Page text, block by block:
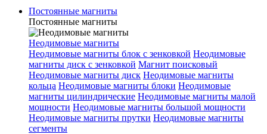
Постоянные магниты
Постоянные магниты
Неодимовые магниты
Неодимовые магниты блок с зенковкой Неодимовые
магниты диск с зенковкой Магнит поисковый
Неодимовые магниты диск Неодимовые магниты
кольца Неодимовые магниты блоки Неодимовые
магниты цилиндрические Неодимовые магниты малой
мощности Неодимовые магниты большой мощности
Неодимовые магниты прутки Неодимовые магниты
сегменты